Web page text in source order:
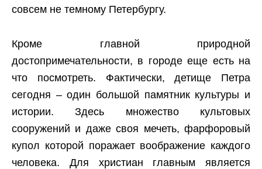
совсем не темному Петербургу.
Кроме главной природной
достопримечательности, в городе еще есть на
что посмотреть. Фактически, детище Петра
сегодня – один большой памятник культуры и
истории. Здесь множество культовых
сооружений и даже своя мечеть, фарфоровый
купол которой поражает воображение каждого
человека. Для христиан главным является